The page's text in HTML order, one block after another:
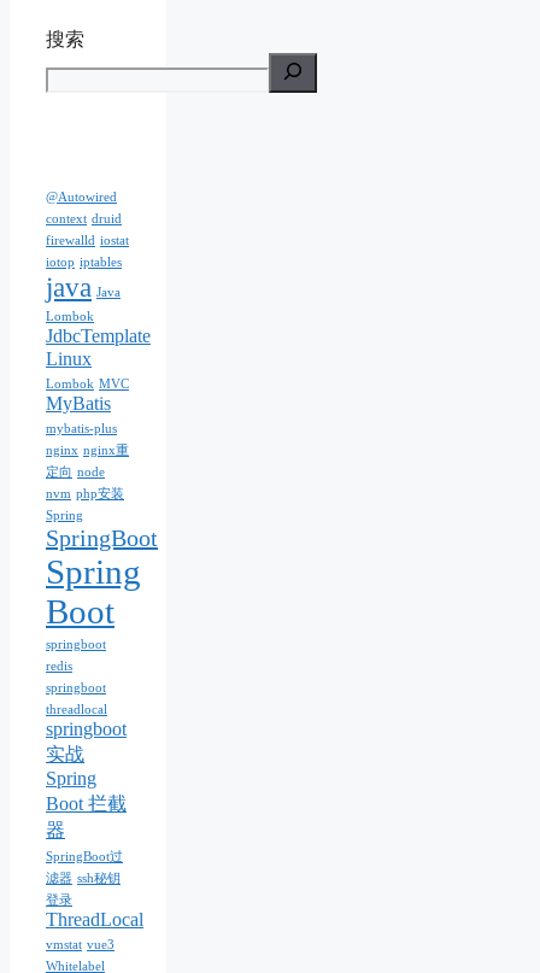
搜索
@Autowired
context druid
firewalld iostat
iotop iptables
java Java
Lombok
JdbcTemplate
Linux
Lombok MVC
MyBatis
mybatis-plus
nginx nginx重
定向 node
nvm php安装
Spring
SpringBoot
Spring
Boot
springboot
redis
springboot
threadlocal
springboot
实战
Spring
Boot 拦截
器
SpringBoot过
滤器 ssh秘钥
登录
ThreadLocal
vmstat vue3
Whitelabel